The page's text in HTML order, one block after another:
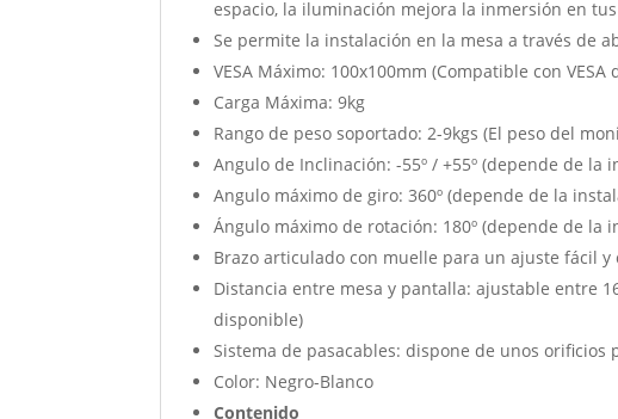
espacio, la iluminación mejora la inmersión en
Se permite la instalación en la mesa a través de
VESA Máximo: 100x100mm (Compatible con VESA
Carga Máxima: 9kg
Rango de peso soportado: 2-9kgs (El peso del
Angulo de Inclinación: -55º / +55º (depende de
Angulo máximo de giro: 360º (depende de la
Ángulo máximo de rotación: 180º (depende de la
Brazo articulado con muelle para un ajuste fácil y
Distancia entre mesa y pantalla: ajustable entre
disponible)
Sistema de pasacables: dispone de unos
Color: Negro-Blanco
Contenido